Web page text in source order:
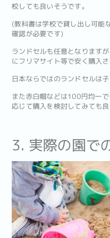
校しても良いそうです。
(教科書は学校で貸し出し可能
確認が必要です)
ランドセルも任意となります
にフリマサイト等で安く購入
日本ならではのランドセルは
また赤白帽などは100円均一
応じて購入を検討してみても良
3. 実際の園で